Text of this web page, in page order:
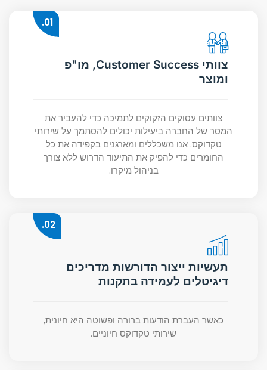
צוותי Customer Success, מו"פ
ומוצר
צוותים עסוקים הזקוקים לתמיכה כדי להעביר את
המסר של החברה ביעילות יכולים להסתמך על שירותי
טקדוקס. אנו משכללים ומארגנים בקפידה את כל
החומרים כדי להפיק את התיעוד הדרוש ללא צורך
בניהול מיקרו.
02.
תעשיות ייצור הדורשות מדריכים
דיגיטלים לעמידה בתקנות
כאשר העברת הודעות ברורה ופשוטה היא חיונית,
שירותי טקדוקס חיוניים.